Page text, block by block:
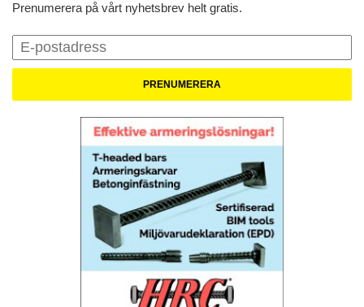
Prenumerera på vårt nyhetsbrev helt gratis.